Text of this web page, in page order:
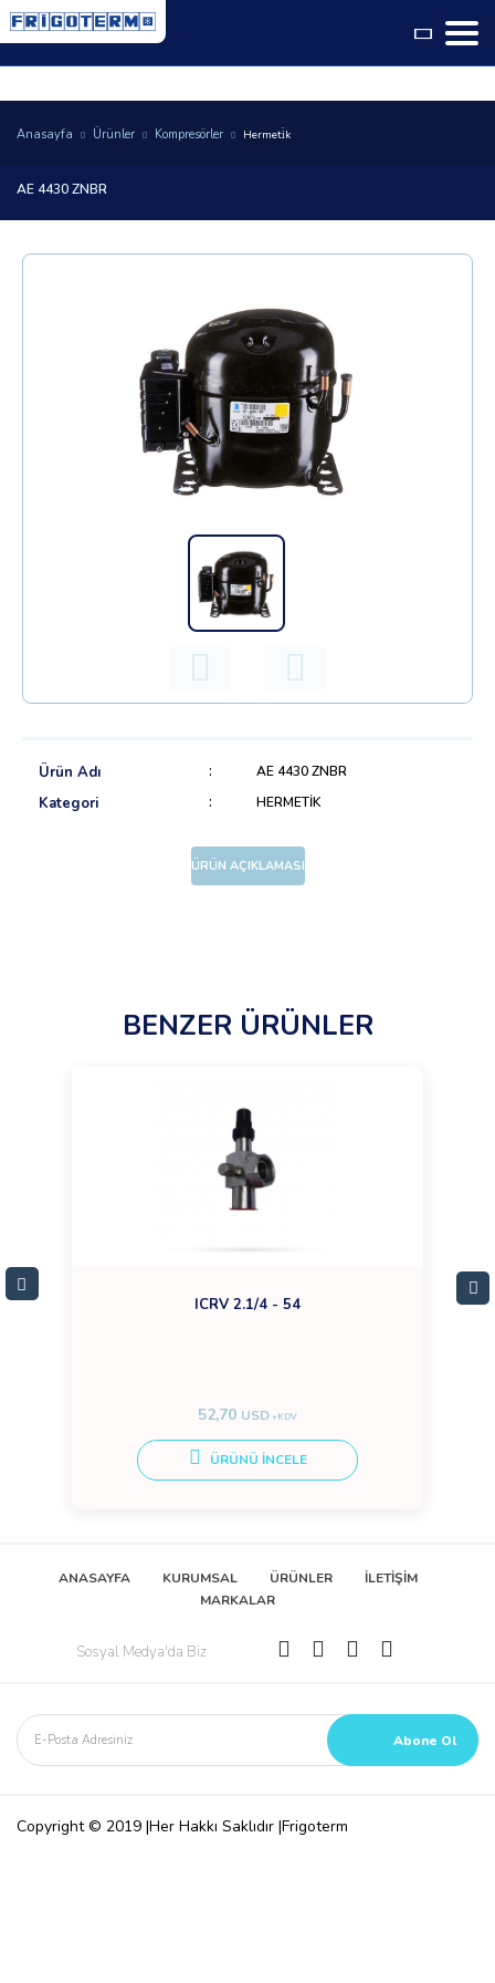
Language
Anasayfa Ürünler Kompresörler Hermeti̇k
AE 4430 ZNBR
Ürün Adı AE 4430 ZNBR
Kategori HERMETİK
ÜRÜN AÇIKLAMASI
BENZER ÜRÜNLER
ICRV 2.1/4 - 54
52,70 USD+KDV
ÜRÜNÜ İNCELE
ANASAYFA KURUMSAL ÜRÜNLER
İLETİŞİM
MARKALAR
Sosyal Medya'da Biz
Copyright © 2019 |Her Hakkı Saklıdır |Frigoterm